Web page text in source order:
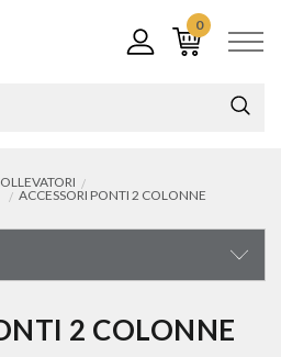
0
ACCESSORI PONTI 2 COLONNE
2 COLONNE